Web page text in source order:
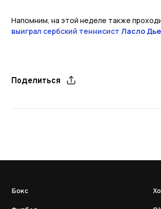
Напомним, на этой неделе также
выиграл сербский теннисист Ласло
Поделиться
Бокс